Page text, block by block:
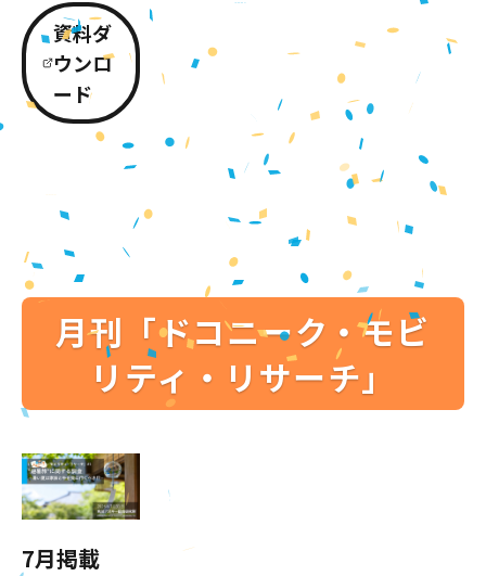
資料ダ
ウンロ
ード
月刊「ドコニーク・モビ
リティ・リサーチ」
7月掲載